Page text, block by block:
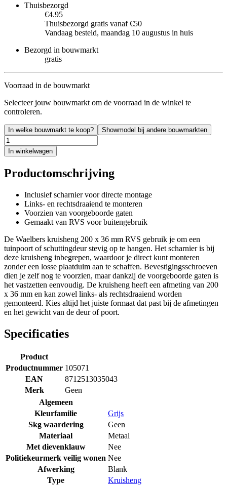
Thuisbezorgd
€4.95
Thuisbezorgd gratis vanaf €50
Vandaag besteld, maandag 10 augustus in huis
Bezorgd in bouwmarkt
gratis
Voorraad in de bouwmarkt
Selecteer jouw bouwmarkt om de voorraad in de winkel te
controleren.
In welke bouwmarkt te koop? Showmodel bij andere bouwmarkten
In winkelwagen
Productomschrijving
Inclusief scharnier voor directe montage
Links- en rechtsdraaiend te monteren
Voorzien van voorgeboorde gaten
Gemaakt van RVS voor buitengebruik
De Waelbers kruisheng 200 x 36 mm RVS gebruik je om een
tuinpoort of schuttingdeur stevig op te hangen. Het scharnier is bij
deze kruisheng inbegrepen, waardoor je direct kunt monteren
zonder een losse plaatduim aan te schaffen. Bevestigingsschroeven
dien je zelf nog te voorzien, maar dankzij de voorgeboorde gaten is
het vastzetten eenvoudig. De kruisheng heeft een afmeting van 200
x 36 mm en kan zowel links- als rechtsdraaiend worden
gemonteerd. Kies altijd het juiste formaat dat past bij de afmetingen
en het gewicht van de deur of poort.
Specificaties
Product
Productnummer 105071
EAN
8712513035043
Merk
Geen
Algemeen
Kleurfamilie
Grijs
Skg waardering
Geen
Materiaal
Metaal
Met dievenklauw
Nee
Politiekeurmerk veilig wonen Nee
Afwerking
Blank
Type
Kruisheng